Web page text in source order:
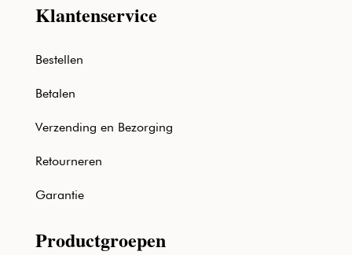
Klantenservice
Bestellen
Betalen
Verzending en Bezorging
Retourneren
Garantie
Productgroepen